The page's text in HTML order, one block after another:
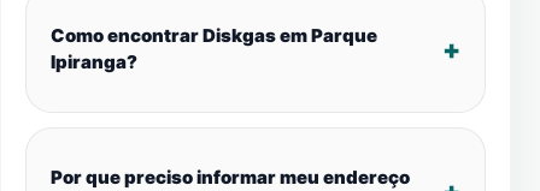
Como encontrar Diskgas em Parque
Ipiranga?
Por que preciso informar meu endereço